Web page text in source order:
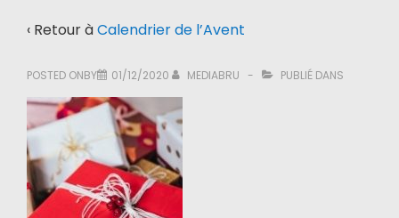
‹ Retour àCalendrier de l’Avent
POSTED ONBY 01/12/2020 MEDIABRU PUBLIÉ DANS